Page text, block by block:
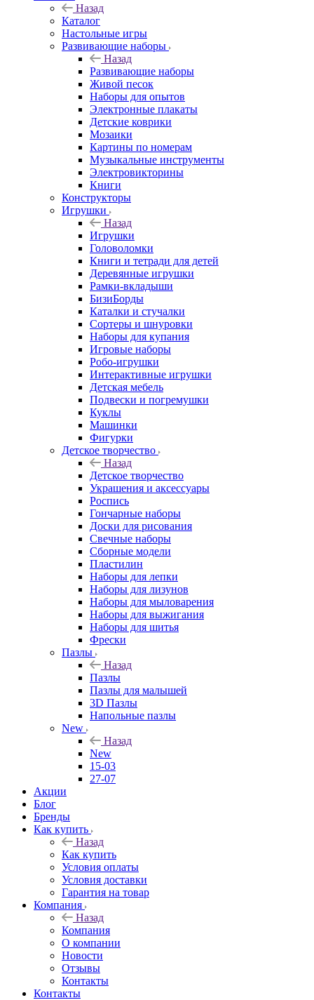
Назад
Каталог
Настольные игры
Развивающие наборы
Назад
Развивающие наборы
Живой песок
Наборы для опытов
Электронные плакаты
Детские коврики
Мозаики
Картины по номерам
Музыкальные инструменты
Электровикторины
Книги
Конструкторы
Игрушки
Назад
Игрушки
Головоломки
Книги и тетради для детей
Деревянные игрушки
Рамки-вкладыши
БизиБорды
Каталки и стучалки
Сортеры и шнуровки
Наборы для купания
Игровые наборы
Робо-игрушки
Интерактивные игрушки
Детская мебель
Подвески и погремушки
Куклы
Машинки
Фигурки
Детское творчество
Назад
Детское творчество
Украшения и аксессуары
Роспись
Гончарные наборы
Доски для рисования
Свечные наборы
Сборные модели
Пластилин
Наборы для лепки
Наборы для лизунов
Наборы для мыловарения
Наборы для выжигания
Наборы для шитья
Фрески
Пазлы
Назад
Пазлы
Пазлы для малышей
3D Пазлы
Напольные пазлы
New
Назад
New
15-03
27-07
Акции
Блог
Бренды
Как купить
Назад
Как купить
Условия оплаты
Условия доставки
Гарантия на товар
Компания
Назад
Компания
О компании
Новости
Отзывы
Контакты
Контакты